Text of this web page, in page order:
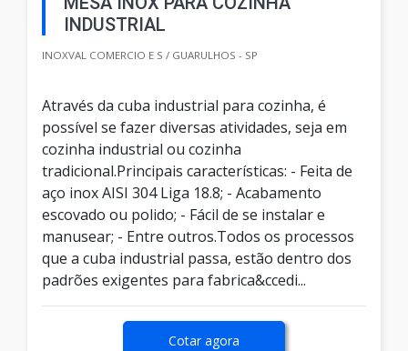
INDUSTRIAL
INOXVAL COMERCIO E S / GUARULHOS - SP
Através da cuba industrial para cozinha, é
possível se fazer diversas atividades, seja em
cozinha industrial ou cozinha
tradicional.Principais características: - Feita de
aço inox AISI 304 Liga 18.8; - Acabamento
escovado ou polido; - Fácil de se instalar e
manusear; - Entre outros.Todos os processos
que a cuba industrial passa, estão dentro dos
padrões exigentes para fabrica&ccedi...
Cotar agora